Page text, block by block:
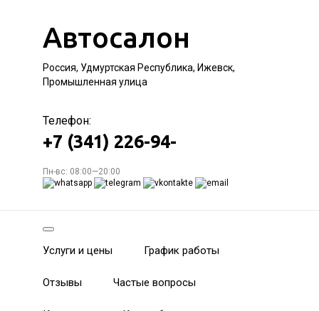
Автосалон
Россия, Удмуртская Республика, Ижевск,
Промышленная улица
Телефон:
+7 (341) 226-94-
Пн-вс: 08:00—20:00
Услуги и цены График работы
Отзывы Частые вопросы